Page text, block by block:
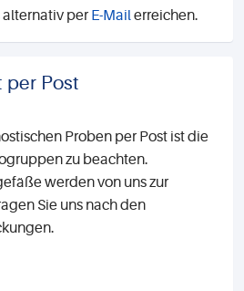
alternativ per E-Mailerreichen.
per Post
Proben per Post ist die
zu beachten.
werden von uns zur
Sie uns nach den